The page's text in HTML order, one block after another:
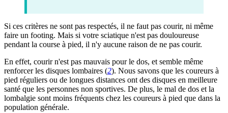
Si ces critères ne sont pas respectés, il ne faut pas courir, ni même
faire un footing. Mais si votre sciatique n'est pas douloureuse
pendant la course à pied, il n'y aucune raison de ne pas courir.
En effet, courir n'est pas mauvais pour le dos, et semble même
renforcer les disques lombaires (2). Nous savons que les coureurs à
pied réguliers ou de longues distances ont des disques en meilleure
santé que les personnes non sportives. De plus, le mal de dos et la
lombalgie sont moins fréquents chez les coureurs à pied que dans la
population générale.